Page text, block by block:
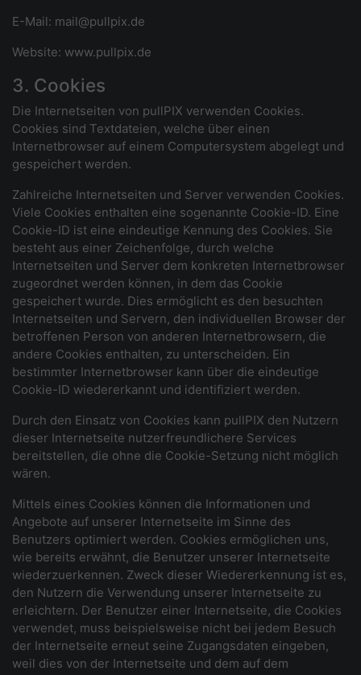
E-Mail: mail@pullpix.de
Website: www.pullpix.de
3. Cookies
Die Internetseiten von pullPIX verwenden Cookies.
Cookies sind Textdateien, welche über einen
Internetbrowser auf einem Computersystem abgelegt und
gespeichert werden.
Zahlreiche Internetseiten und Server verwenden Cookies.
Viele Cookies enthalten eine sogenannte Cookie-ID. Eine
Cookie-ID ist eine eindeutige Kennung des Cookies. Sie
besteht aus einer Zeichenfolge, durch welche
Internetseiten und Server dem konkreten Internetbrowser
zugeordnet werden können, in dem das Cookie
gespeichert wurde. Dies ermöglicht es den besuchten
Internetseiten und Servern, den individuellen Browser der
betroffenen Person von anderen Internetbrowsern, die
andere Cookies enthalten, zu unterscheiden. Ein
bestimmter Internetbrowser kann über die eindeutige
Cookie-ID wiedererkannt und identifiziert werden.
Durch den Einsatz von Cookies kann pullPIX den Nutzern
dieser Internetseite nutzerfreundlichere Services
bereitstellen, die ohne die Cookie-Setzung nicht möglich
wären.
Mittels eines Cookies können die Informationen und
Angebote auf unserer Internetseite im Sinne des
Benutzers optimiert werden. Cookies ermöglichen uns,
wie bereits erwähnt, die Benutzer unserer Internetseite
wiederzuerkennen. Zweck dieser Wiedererkennung ist es,
den Nutzern die Verwendung unserer Internetseite zu
erleichtern. Der Benutzer einer Internetseite, die Cookies
verwendet, muss beispielsweise nicht bei jedem Besuch
der Internetseite erneut seine Zugangsdaten eingeben,
weil dies von der Internetseite und dem auf dem